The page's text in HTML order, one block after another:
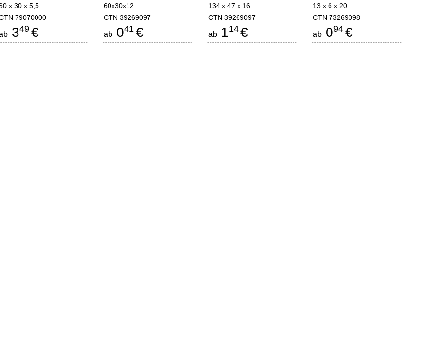
x 30 x 5,5
79070000
349 €
60x30x12
CTN 39269097
ab 041 €
134 x 47 x 16
CTN 39269097
ab 114 €
13 x 6 x 20
CTN 73269098
ab 094 €